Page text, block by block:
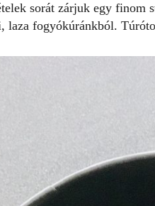
sorát zárjuk egy finom
laza fogyókúránkból.